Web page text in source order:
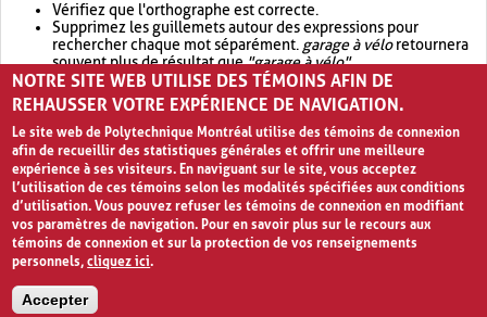
Vérifiez que l'orthographe est correcte.
Supprimez les guillemets autour des expressions pour
rechercher chaque mot séparément. garage à véloretournera
souvent plus de résultat que"garage à vélo".
Envisagez d'élargir votre recherche avec OR.garage OR vélo
retournera souvent plus de résultat quegarage à vélo
NOTRE SITE WEB UTILISE DES TÉMOINS AFIN DE
REHAUSSER VOTRE EXPÉRIENCE DE NAVIGATION.
Le site web de Polytechnique Montréal utilise des témoins de connexion
afin de recueillir des statistiques générales et offrir une meilleure
expérience à ses visiteurs. En naviguant sur le site, vous acceptez
l’utilisation de ces témoins selon les modalités spécifiées aux conditions
d’utilisation. Vous pouvez refuser les témoins de connexion en modifiant
vos paramètres de navigation. Pour en savoir plus sur le recours aux
témoins de connexion et sur la protection de vos renseignements
personnels,cliquez ici.
Accepter